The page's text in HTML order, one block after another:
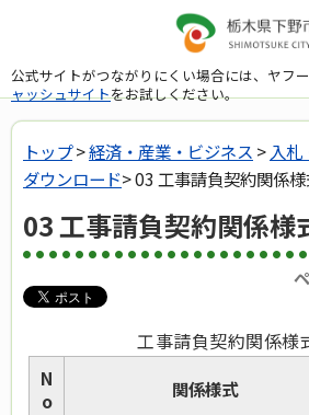
公式サイトがつながりにくい場合には、ヤフ
ャッシュサイトをお試しください。
トップ>経済・産業・ビジネス > 入札
ダウンロード> 03 工事請負契約関係
03 工事請負契約関係様
工事請負契約関係様
N
o
関係様式